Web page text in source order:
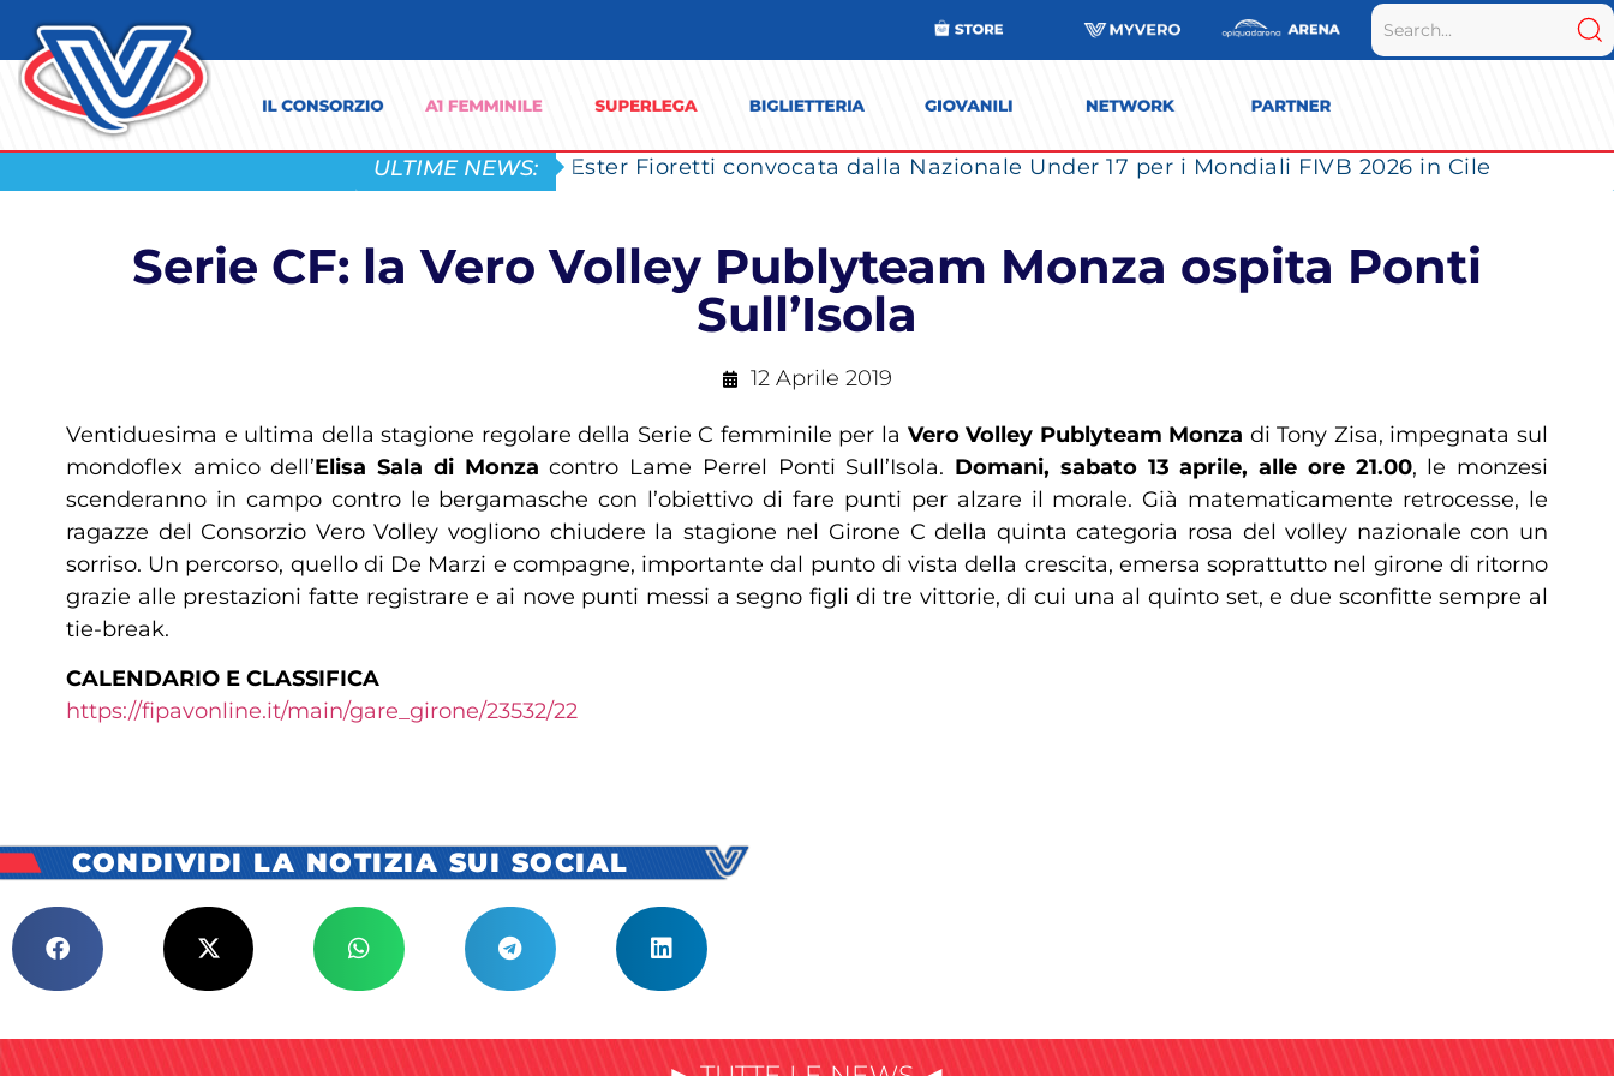
ULTIME NEWS: Ester Fioretti convocata dalla Nazionale Under 17 per i Mondiali FIVB 2026 in Cile
Serie CF: la Vero Volley Publyteam Monza ospita Ponti
Sull’Isola
12 Aprile 2019
Ventiduesima e ultima della stagione regolare della Serie C femminile per la Vero Volley Publyteam Monza di Tony Zisa, impegnata sul
mondoflex amico dell’Elisa Sala di Monza contro Lame Perrel Ponti Sull’Isola. Domani, sabato 13 aprile, alle ore 21.00, le monzesi
scenderanno in campo contro le bergamasche con l’obiettivo di fare punti per alzare il morale. Già matematicamente retrocesse, le
ragazze del Consorzio Vero Volley vogliono chiudere la stagione nel Girone C della quinta categoria rosa del volley nazionale con un
sorriso. Un percorso, quello di De Marzi e compagne, importante dal punto di vista della crescita, emersa soprattutto nel girone di ritorno
grazie alle prestazioni fatte registrare e ai nove punti messi a segno figli di tre vittorie, di cui una al quinto set, e due sconfitte sempre al
tie-break.
CALENDARIO E CLASSIFICA
https://fipavonline.it/main/gare_girone/23532/22
CONDIVIDI LA NOTIZIA SUI SOCIAL